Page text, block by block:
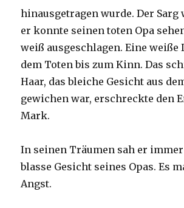
hinausgetragen wurde. Der Sarg
er konnte seinen toten Opa
weiß ausgeschlagen. Eine weiße
dem Toten bis zum Kinn. Das
Haar, das bleiche Gesicht aus
gewichen war, erschreckte den
Mark.
In seinen Träumen sah er
blasse Gesicht seines Opas. Es
Angst.